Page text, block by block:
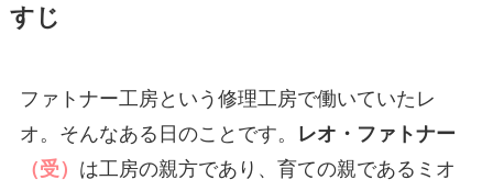
すじ
ファトナー工房という修理工房で働いていたレ
オ。そんなある日のことです。
レオ・ファトナー
（受） は工房の親方であり、育ての親であるミオ